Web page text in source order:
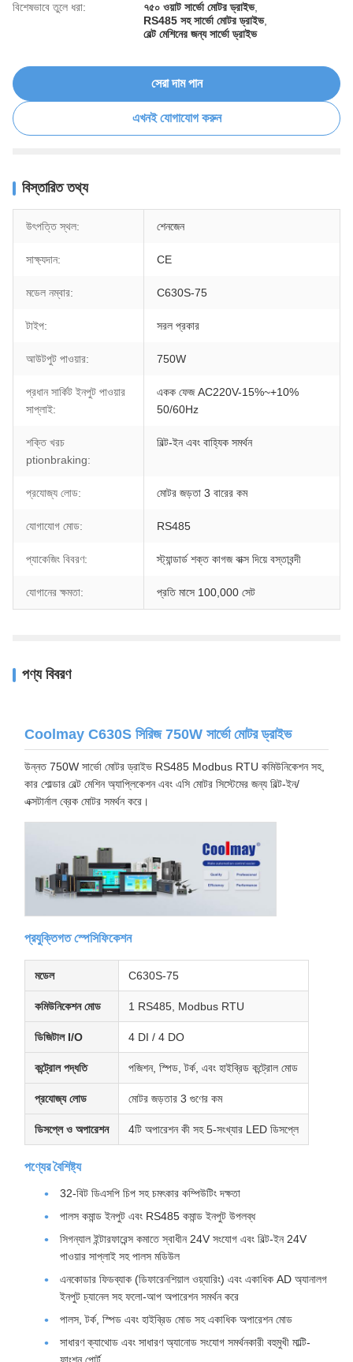
বিশেষভাবে তুলে ধরা: ৭৫০ ওয়াট সার্ভো মোটর ড্রাইভ,
RS485 সহ সার্ভো মোটর ড্রাইভ,
বেল্ট মেশিনের জন্য সার্ভো ড্রাইভ
সেরা দাম পান
এখনই যোগাযোগ করুন
বিস্তারিত তথ্য
উৎপত্তি স্থল: শেনজেন
সাক্ষ্যদান: CE
মডেল নম্বার: C630S-75
টাইপ: সরল প্রকার
আউটপুট পাওয়ার: 750W
প্রধান সার্কিট ইনপুট পাওয়ার
সাপ্লাই:
একক ফেজ AC220V-15%~+10%
50/60Hz
শক্তি খরচ
ptionbraking:
বিল্ট-ইন এবং বাহ্যিক সমর্থন
প্রযোজ্য লোড: মোটর জড়তা 3 বারের কম
যোগাযোগ মোড: RS485
প্যাকেজিং বিবরণ: স্ট্যান্ডার্ড শক্ত কাগজ বাক্স দিয়ে বস্তাবন্দী
যোগানের ক্ষমতা: প্রতি মাসে 100,000 সেট
পণ্য বিবরণ
Coolmay C630S সিরিজ 750W সার্ভো মোটর ড্রাইভ
উন্নত 750W সার্ভো মোটর ড্রাইভ RS485 Modbus RTU কমিউনিকেশন সহ,
কার শোল্ডার বেল্ট মেশিন অ্যাপ্লিকেশন এবং এসি মোটর সিস্টেমের জন্য বিল্ট-ইন/
এক্সটার্নাল ব্রেক মোটর সমর্থন করে।
প্রযুক্তিগত স্পেসিফিকেশন
মডেল C630S-75
কমিউনিকেশন মোড 1 RS485, Modbus RTU
ডিজিটাল I/O 4 DI / 4 DO
কন্ট্রোল পদ্ধতি পজিশন, স্পিড, টর্ক, এবং হাইব্রিড কন্ট্রোল মোড
প্রযোজ্য লোড মোটর জড়তার 3 গুণের কম
ডিসপ্লে ও অপারেশন 4টি অপারেশন কী সহ 5-সংখ্যার LED ডিসপ্লে
পণ্যের বৈশিষ্ট্য
32-বিট ডিএসপি চিপ সহ চমৎকার কম্পিউটিং দক্ষতা
পালস কমান্ড ইনপুট এবং RS485 কমান্ড ইনপুট উপলব্ধ
সিগন্যাল ইন্টারফারেন্স কমাতে স্বাধীন 24V সংযোগ এবং বিল্ট-ইন 24V
পাওয়ার সাপ্লাই সহ পালস মডিউল
এনকোডার ফিডব্যাক (ডিফারেনশিয়াল ওয়্যারিং) এবং একাধিক AD অ্যানালগ
ইনপুট চ্যানেল সহ ফলো-আপ অপারেশন সমর্থন করে
পালস, টর্ক, স্পিড এবং হাইব্রিড মোড সহ একাধিক অপারেশন মোড
সাধারণ ক্যাথোড এবং সাধারণ অ্যানোড সংযোগ সমর্থনকারী বহুমুখী মাল্টি-